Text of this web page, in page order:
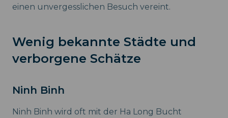
einen unvergesslichen Besuch vereint.
Wenig bekannte Städte und
verborgene Schätze
Ninh Binh
Ninh Binh wird oft mit der Ha Long Bucht